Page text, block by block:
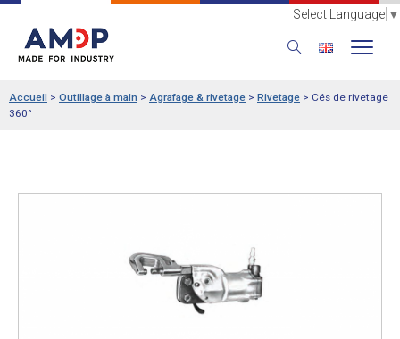
Select Language ▼
Accueil > Outillage à main > Agrafage & rivetage > Rivetage > Cés de rivetage
360°